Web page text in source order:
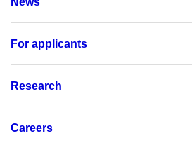
For applicants
Research
Careers